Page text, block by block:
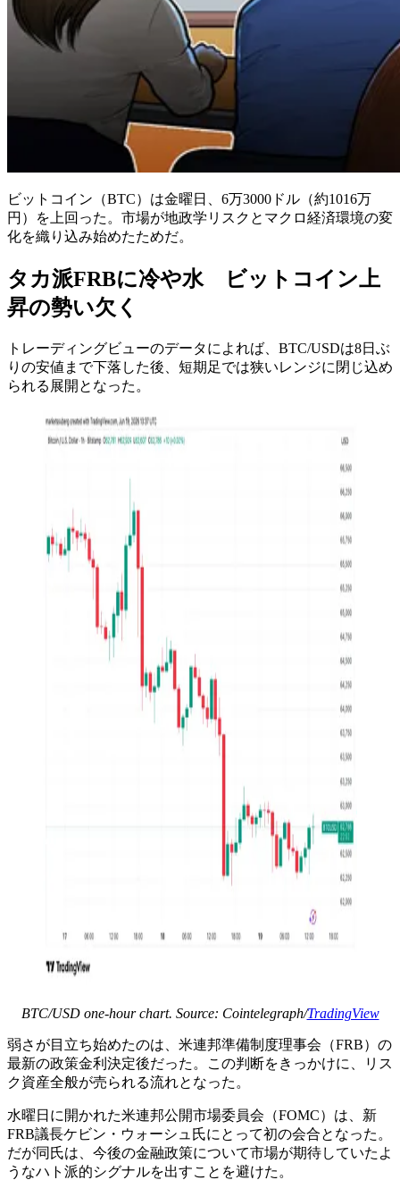
ビットコイン（BTC）は金曜日、6万3000ドル（約1016万
円）を上回った。市場が地政学リスクとマクロ経済環境の変
化を織り込み始めたためだ。
タカ派FRBに冷や水 ビットコイン上
昇の勢い欠く
トレーディングビューのデータによれば、BTC/USDは8日ぶ
りの安値まで下落した後、短期足では狭いレンジに閉じ込め
られる展開となった。
BTC/USD one-hour chart. Source: Cointelegraph/TradingView
弱さが目立ち始めたのは、米連邦準備制度理事会（FRB）の
最新の政策金利決定後だった。この判断をきっかけに、リス
ク資産全般が売られる流れとなった。
水曜日に開かれた米連邦公開市場委員会（FOMC）は、新
FRB議長ケビン・ウォーシュ氏にとって初の会合となった。
だが同氏は、今後の金融政策について市場が期待していたよ
うなハト派的シグナルを出すことを避けた。